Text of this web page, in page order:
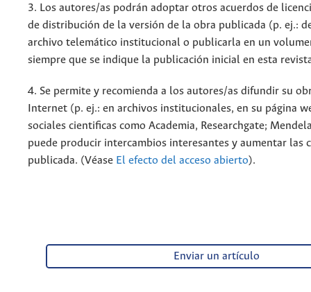
3. Los autores/as podrán adoptar otros acuerdos de
de distribución de la versión de la obra publicada (p. ej.:
archivo telemático institucional o publicarla en un
siempre que se indique la publicación inicial en esta
4. Se permite y recomienda a los autores/as difundir su
Internet (p. ej.: en archivos institucionales, en su página
sociales cientificas como Academia, Researchgate;
puede producir intercambios interesantes y aumentar las
publicada. (Véase El efecto del acceso abierto).
Enviar un artículo